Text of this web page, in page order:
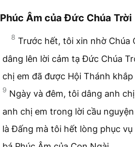
Phúc Âm của Đức Chúa Trời
8 Trước hết, tôi xin nhờ Chúa
dâng lên lời cảm tạ Đức Chúa
chị em đã được Hội Thánh
9 Ngày và đêm, tôi dâng anh
anh chị em trong lời cầu
là Đấng mà tôi hết lòng phục